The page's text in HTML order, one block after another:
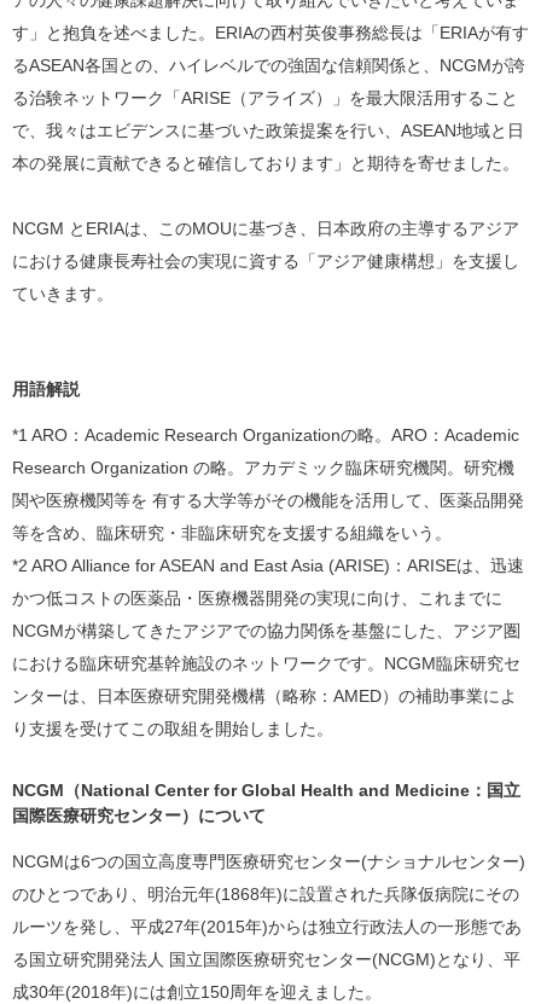
す」と抱負を述べました。ERIAの西村英俊事務総長は「ERIAが有す
るASEAN各国との、ハイレベルでの強固な信頼関係と、NCGMが誇
る治験ネットワーク「ARISE（アライズ）」を最大限活用すること
で、我々はエビデンスに基づいた政策提案を行い、ASEAN地域と日
本の発展に貢献できると確信しております」と期待を寄せました。
NCGM とERIAは、このMOUに基づき、日本政府の主導するアジア
における健康長寿社会の実現に資する「アジア健康構想」を支援し
ていきます。
用語解説
*1 ARO：Academic Research Organizationの略。ARO：Academic
Research Organization の略。アカデミック臨床研究機関。研究機
関や医療機関等を 有する大学等がその機能を活用して、医薬品開発
等を含め、臨床研究・非臨床研究を支援する組織をいう。
*2 ARO Alliance for ASEAN and East Asia (ARISE)：ARISEは、迅速
かつ低コストの医薬品・医療機器開発の実現に向け、これまでに
NCGMが構築してきたアジアでの協力関係を基盤にした、アジア圏
における臨床研究基幹施設のネットワークです。NCGM臨床研究セ
ンターは、日本医療研究開発機構（略称：AMED）の補助事業によ
り支援を受けてこの取組を開始しました。
NCGM（National Center for Global Health and Medicine：国立
国際医療研究センター）について
NCGMは6つの国立高度専門医療研究センター(ナショナルセンター)
のひとつであり、明治元年(1868年)に設置された兵隊仮病院にその
ルーツを発し、平成27年(2015年)からは独立行政法人の一形態であ
る国立研究開発法人 国立国際医療研究センター(NCGM)となり、平
成30年(2018年)には創立150周年を迎えました。